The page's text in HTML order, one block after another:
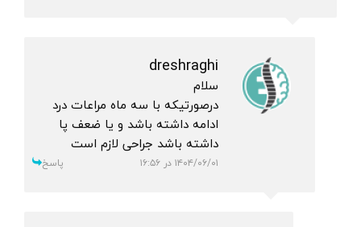
dreshraghi
سلام
درصورتیکه با سه ماه مراعات درد
ادامه داشته باشد و یا ضعف پا
داشته باشد جراحی لازم است
۱۴۰۴/۰۶/۰۱ در ۱۶:۵۶ پاسخ